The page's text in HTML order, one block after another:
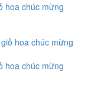
hoa chúc mừng
hoa chúc mừng